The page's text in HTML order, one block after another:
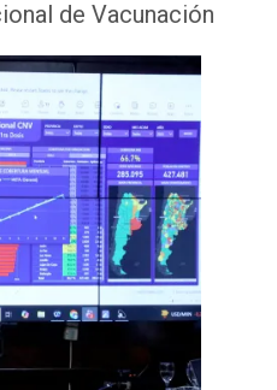
de Vacunación